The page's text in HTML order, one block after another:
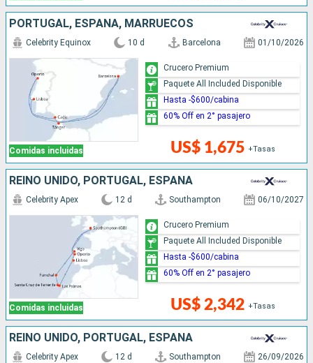
PORTUGAL, ESPAÑA, MARRUECOS
Comidas incluidas
Celebrity Equinox 10 d Barcelona 01/10/2026
US$ 1,675 +Tasas
Crucero Premium
Paquete All Included Disponible
Hasta -$600/cabina
60% Off en 2° pasajero
REINO UNIDO, PORTUGAL, ESPAÑA
Comidas incluidas
Celebrity Apex 12 d Southampton 06/10/2027
US$ 2,342 +Tasas
Crucero Premium
Paquete All Included Disponible
Hasta -$600/cabina
60% Off en 2° pasajero
REINO UNIDO, PORTUGAL, ESPAÑA
Celebrity Apex 12 d Southampton 26/09/2026